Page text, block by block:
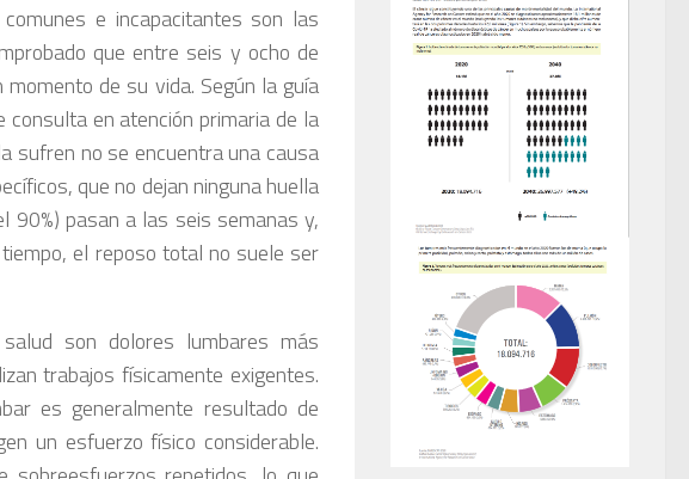
e incapacitantes son las
que entre seis y ocho de
de su vida. Según la guía
en atención primaria de la
sufren no se encuentra una causa
que no dejan ninguna huella
90%) pasan a las seis semanas y,
el reposo total no suele ser
son dolores lumbares más
trabajos físicamente exigentes.
es generalmente resultado de
un esfuerzo físico considerable.